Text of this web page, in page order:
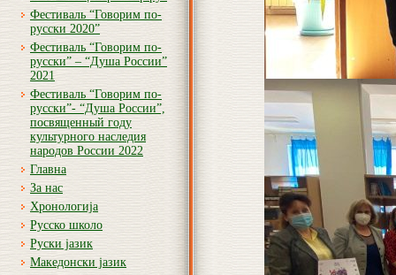
Фестиваль “Говорим по-
русски 2020”
Фестиваль “Говорим по-
русски” – “Душа России”
2021
Фестиваль “Говорим по-
русски”- “Душа России”,
посвященный году
культурного наследия
народов России 2022
Главна
За нас
Хронологија
Русско школо
Руски јазик
Македонски јазик